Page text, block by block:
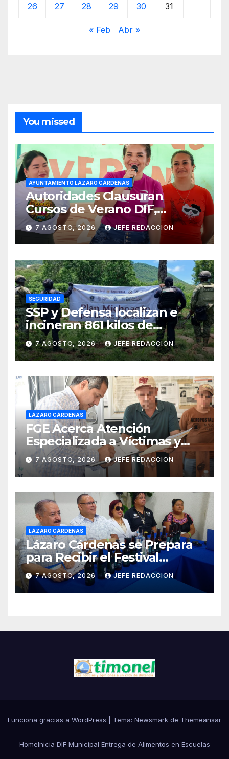
26 27 28 29 30 31
« Feb Abr »
You missed
AYUNTAMIENTO LÁZARO CÁRDENAS
Autoridades Clausuran
Cursos de Verano DIF,
Seguridad Pública y Casa de
Cultura 2026
7 AGOSTO, 2026 JEFE REDACCION
SEGURIDAD
SSP y Defensa localizan e
incineran 861 kilos de
marihuana en Huetamo
7 AGOSTO, 2026 JEFE REDACCION
LÁZARO CÁRDENAS
FGE Acerca Atención
Especializada a Víctimas y
Ciudadanía de Coalcomán
7 AGOSTO, 2026 JEFE REDACCION
LÁZARO CÁRDENAS
Lázaro Cárdenas se Prepara
para Recibir el Festival
Internacional de la Cerveza
Costa de Michoacán 2026
7 AGOSTO, 2026 JEFE REDACCION
Funciona gracias a WordPress Tema: Newsmark de Themeansar
HomeInicia DIF Municipal Entrega de Alimentos en Escuelas